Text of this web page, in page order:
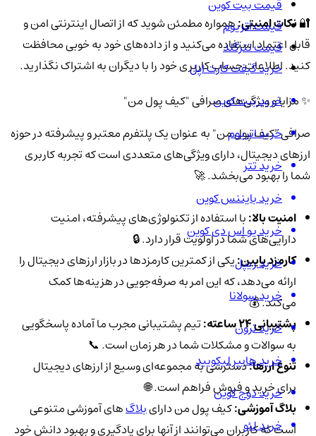
🔐نکات امنیتی:همواره مطمئن شوید که از اتصال اینترنتی امن و
قابل اعتماد استفاده می‌کنید و از داده‌های خود به خوبی محافظت
کنید. اطلاعات حساب کاربری خود را با دیگران به اشتراک نگذارید.
✨ مزایا و ویژگی‌های صرافی "کیف پول من"
صرافی "کیف پول من" به عنوان یک پلتفرم معتبر و پیشرفته در حوزه
ارزهای دیجیتال، دارای ویژگی‌های متعددی است که تجربه کاربری
شما را بهبود می‌بخشد. 🚀
امنیت بالا:با استفاده از تکنولوژی‌های پیشرفته، امنیت
دارایی‌های شما در اولویت قرار دارد. 🔒
کارمزد پایین:یکی از کمترین کارمزدها در بازار ارزهای دیجیتال را
ارائه می‌دهد، که این امر به صرفه‌جویی در هزینه‌ها کمک
می‌کند. 💰
پشتیبانی 24 ساعته:
تیم پشتیبانی مجرب ما آماده پاسخگویی
به سوالات و مشکلات شما در هر زمان است. 📞
تنوع ارزها:دسترسی به مجموعه‌ای وسیع از ارزهای دیجیتال
برای خرید و فروش فراهم است. 🌐
بلاگ آموزشی:کیف پول من دارایبلاگ‌های آموزشی متنوعی
است که کاربران می‌توانند از آنها برای یادگیری و بهبود دانش خود
قیمت بیت کوین
قیمت اتریوم
قیمت تترگلد
خرید گیفت کارت اپل
خرید بیت کوین
خرید اتریوم
خرید تتر
خرید بایننس کوین
خرید یو اس دی کوین
خرید ریپل
خرید سولانا
خرید ترون
خرید هایپر لیکویید
خرید دوج کوین
خرید لئو